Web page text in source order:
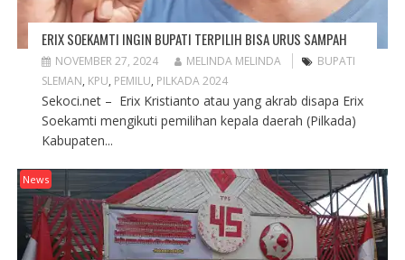
ERIX SOEKAMTI INGIN BUPATI TERPILIH BISA URUS SAMPAH
NOVEMBER 27, 2024 MELINDA MELINDA
BUPATI
SLEMAN, KPU, PEMILU, PILKADA 2024
Sekoci.net – Erix Kristianto atau yang akrab disapa Erix
Soekamti mengikuti pemilihan kepala daerah (Pilkada)
Kabupaten...
News